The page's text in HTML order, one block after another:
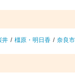
井 / 橿原・明日香 / 奈良